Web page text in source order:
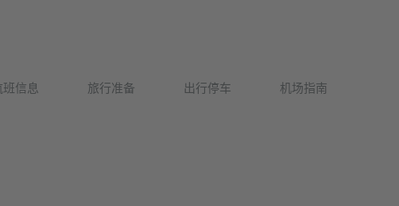
班信息 旅行准备 出行停车 机场指南